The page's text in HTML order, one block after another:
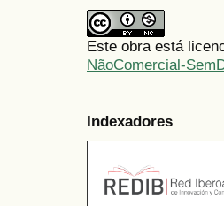
Este obra está
NãoComercial-
Indexadores